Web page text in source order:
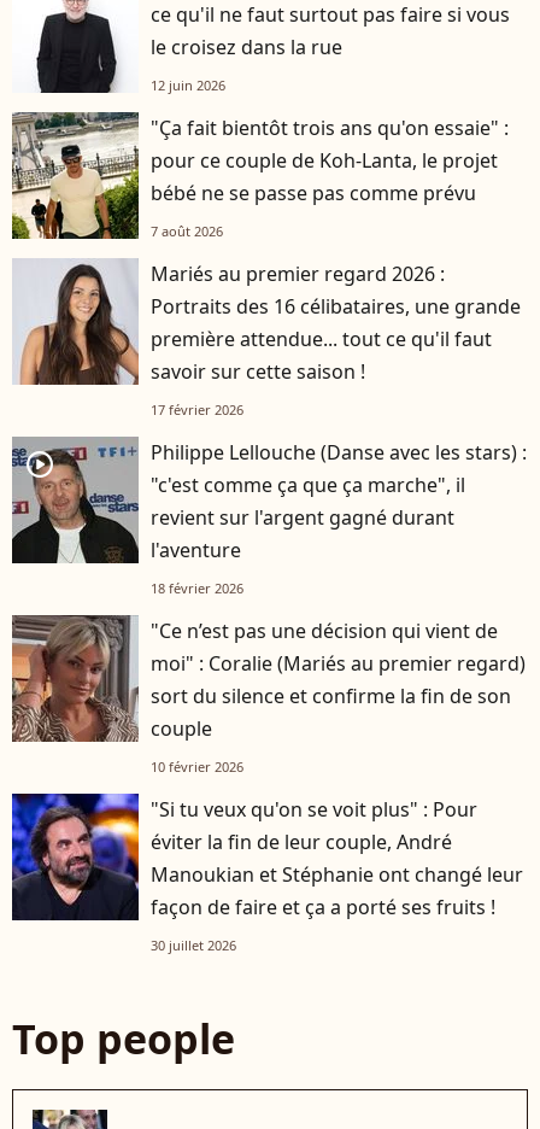
ce qu'il ne faut surtout pas faire si vous
le croisez dans la rue
12 juin 2026
"Ça fait bientôt trois ans qu'on essaie" :
pour ce couple de Koh-Lanta, le projet
bébé ne se passe pas comme prévu
7 août 2026
Mariés au premier regard 2026 :
Portraits des 16 célibataires, une grande
première attendue... tout ce qu'il faut
savoir sur cette saison !
17 février 2026
player2
Philippe Lellouche (Danse avec les stars) :
"c'est comme ça que ça marche", il
revient sur l'argent gagné durant
l'aventure
18 février 2026
"Ce n’est pas une décision qui vient de
moi" : Coralie (Mariés au premier regard)
sort du silence et confirme la fin de son
couple
10 février 2026
"Si tu veux qu'on se voit plus" : Pour
éviter la fin de leur couple, André
Manoukian et Stéphanie ont changé leur
façon de faire et ça a porté ses fruits !
30 juillet 2026
Top people